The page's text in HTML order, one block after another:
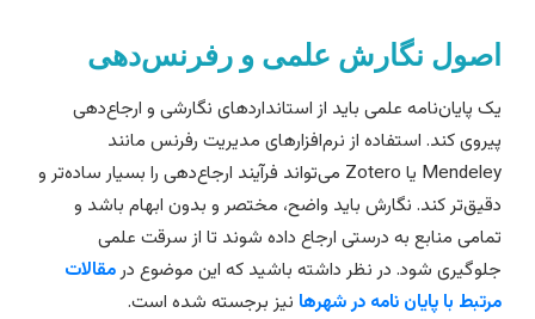
نگارش علمی و رفرنس‌دهی
پایان‌نامه علمی باید از استانداردهای نگارشی و ارجاع‌دهی
کند. استفاده از نرم‌افزارهای مدیریت رفرنس مانند
Mendeley یا Zotero می‌تواند فرآیند ارجاع‌دهی را بسیار ساده‌تر و
کند. نگارش باید واضح، مختصر و بدون ابهام باشد و
منابع به درستی ارجاع داده شوند تا از سرقت علمی
شود. در نظر داشته باشید که این موضوع درمقالات
با پایان نامه در شهرهانیز برجسته شده است.